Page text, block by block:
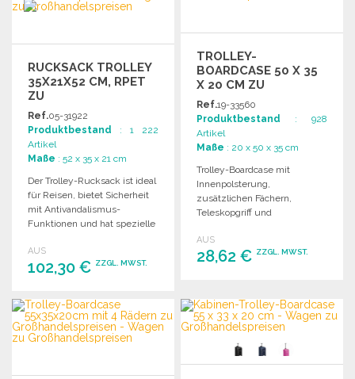
RUCKSACK TROLLEY
35X21X52 CM, RPET
ZU
GROSSHANDELSPREISEN
Ref.05-31922
Produktbestand : 1 222
Artikel
Maße : 52 x 35 x 21 cm
Der Trolley-Rucksack ist ideal
für Reisen, bietet Sicherheit
mit Antivandalismus-
Funktionen und hat spezielle
Kleidung.
AUS
102,30 € ZZGL. MWST.
BESTELLEN
Angebot anfordern
TROLLEY-
BOARDCASE 50 X 35
X 20 CM ZU
GROSSHANDELSPREISEN
Ref.19-33560
Produktbestand : 928
Artikel
Maße : 20 x 50 x 35 cm
Trolley-Boardcase mit
Innenpolsterung,
zusätzlichen Fächern,
Teleskopgriff und
Kabinengepäck bei
Billigfluggesellschaften.
AUS
28,62 € ZZGL. MWST.
Angebot anfordern